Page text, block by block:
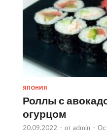
ЯПОНИЯ
Роллы с
огурцом
20.09.2022 - от admin -